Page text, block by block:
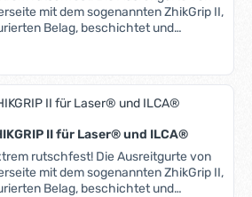
mit dem sogenannten ZhikGrip II,
Belag, beschichtet und
(siehe unten) sind sie unschlagbar.
macht sie nahezu
II für Laser® und ILCA®
Die Ausreitgurte von
mit dem sogenannten ZhikGrip II,
Belag, beschichtet und